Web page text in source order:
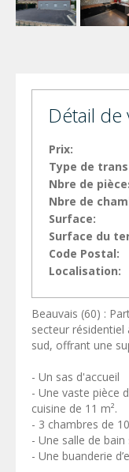
Détail
Prix:
Type de
Nbre de
Nbre de
Surface:
Surface du
Code Postal:
Localisation:
Beauvais (60) :
secteur
sud, offrant une
- Un sas d'accueil
- Une vaste pièce
cuisine de 11 m².
- 3 chambres de
- Une salle de
- Une buanderie